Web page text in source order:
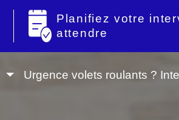
Planifiez votre
attendre
Urgence volets roulants ?